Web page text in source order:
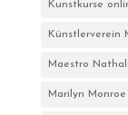
Kunstkurse
Künstlerverein
Maestro
Marilyn Monroe